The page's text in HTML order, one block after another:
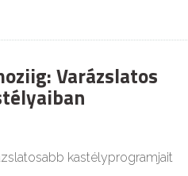
Varázslatos
kastélyprogramjait